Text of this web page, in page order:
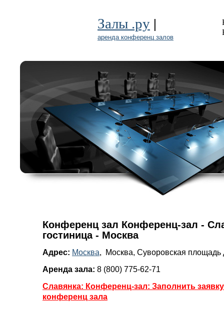
Залы .ру |
аренда конференц залов
Конференц зал Конференц-зал -
гостиница - Москва
Адрес: Москва, Москва, Суворовская площадь
Аренда зала: 8 (800) 775-62-71
Славянка: Конференц-зал: Заполнить
конференц зала